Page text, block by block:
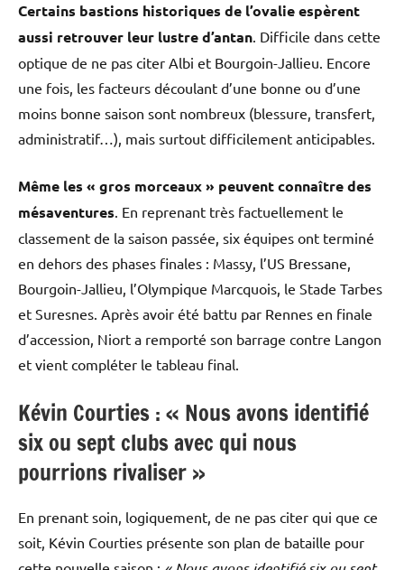
Certains bastions historiques de l’ovalie espèrent
aussi retrouver leur lustre d’antan. Difficile dans cette
optique de ne pas citer Albi et Bourgoin-Jallieu. Encore
une fois, les facteurs découlant d’une bonne ou d’une
moins bonne saison sont nombreux (blessure, transfert,
administratif…), mais surtout difficilement anticipables.
Même les « gros morceaux » peuvent connaître des
mésaventures. En reprenant très factuellement le
classement de la saison passée, six équipes ont terminé
en dehors des phases finales : Massy, l’US Bressane,
Bourgoin-Jallieu, l’Olympique Marcquois, le Stade Tarbes
et Suresnes. Après avoir été battu par Rennes en finale
d’accession, Niort a remporté son barrage contre Langon
et vient compléter le tableau final.
Kévin Courties : « Nous avons identifié
six ou sept clubs avec qui nous
pourrions rivaliser »
En prenant soin, logiquement, de ne pas citer qui que ce
soit, Kévin Courties présente son plan de bataille pour